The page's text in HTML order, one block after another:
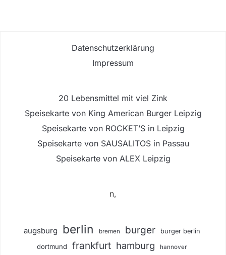
Datenschutzerklärung
Impressum
20 Lebensmittel mit viel Zink
Speisekarte von King American Burger Leipzig
Speisekarte von ROCKET’S in Leipzig
Speisekarte von SAUSALITOS in Passau
Speisekarte von ALEX Leipzig
n,
augsburg berlin bremen burger burger berlin
dortmund frankfurt hamburg hannover